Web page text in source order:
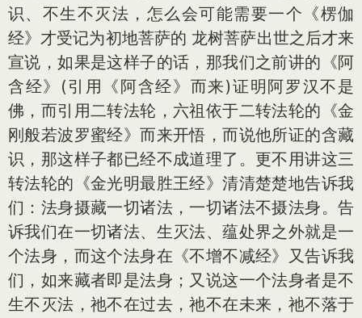
识、不生不灭法，怎么会可能需要一个《楞伽
经》才受记为初地菩萨的 龙树菩萨出世之后才来
宣说，如果是这样子的话，那我们之前讲的《阿
含经》(引用《阿含经》而来)证明阿罗汉不是
佛，而引用二转法轮，六祖依于二转法轮的《金
刚般若波罗蜜经》而来开悟，而说他所证的含藏
识，那这样子都已经不成道理了。更不用讲这三
转法轮的《金光明最胜王经》清清楚楚地告诉我
们：法身摄藏一切诸法，一切诸法不摄法身。告
诉我们在一切诸法、生灭法、蕴处界之外就是一
个法身，而这个法身在《不增不减经》又告诉我
们，如来藏者即是法身；又说这一个法身者是不
生不灭法，祂不在过去，祂不在未来，祂不落于